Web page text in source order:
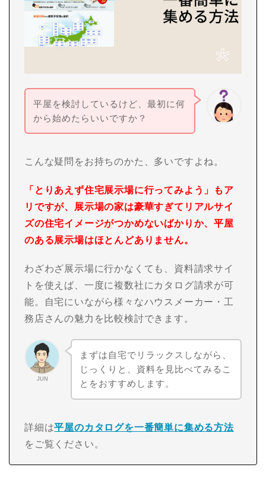
平屋を検討しているけど、最初に何
から始めたらいいですか？
こんな疑問をお持ちのかた、多いですよね。
「とりあえず住宅展示場に行ってみよう」もア
リですが、展示場の家は豪華すぎてリアルサイ
ズの住宅イメージがつかめないばかりか、平屋
のある展示場はほとんどありません。
わざわざ展示場に行かなくても、資料請求サイ
トを使えば、一度に複数社にカタログ請求が可
能。自宅にいながら様々なハウスメーカー・工
務店さんの魅力を比較検討できます。
JUN
まずは自宅でリラックスしながら、
じっくりと、資料を見比べてみるこ
とをおすすめします。
詳細は平屋のカタログを一番簡単に集める方法
をご覧ください。